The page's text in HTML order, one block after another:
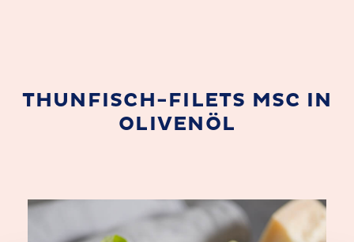
THUNFISCH-FILETS MSC IN
OLIVENÖL